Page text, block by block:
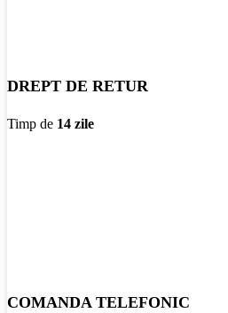
DREPT DE RETUR
Timp de 14 zile
COMANDA TELEFONIC